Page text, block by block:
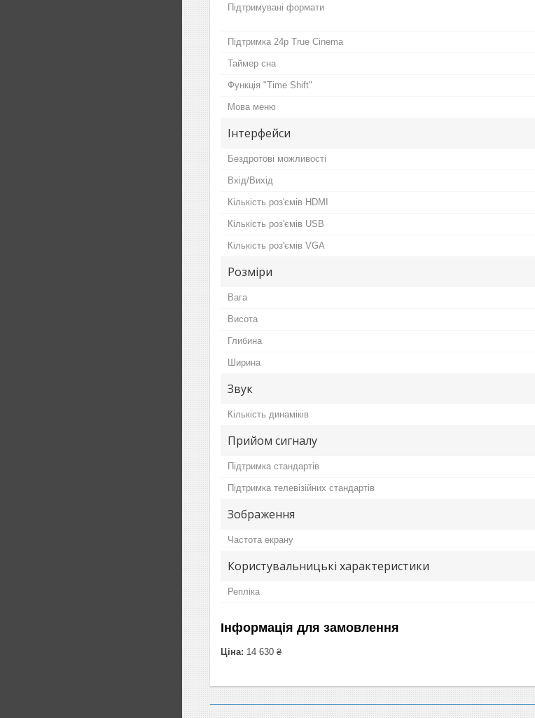
Підтримувані формати
Підтримка 24p True Cinema
Таймер сна
Функція "Time Shift"
Мова меню
Інтерфейси
Бездротові можливості
Вхід/Вихід
Кількість роз'ємів HDMI
Кількість роз'ємів USB
Кількість роз'ємів VGA
Розміри
Вага
Висота
Глибина
Ширина
Звук
Кількість динаміків
Прийом сигналу
Підтримка стандартів
Підтримка телевізійних стандартів
Зображення
Частота екрану
Користувальницькі характеристики
Репліка
Інформація для замовлення
Ціна: 14 630 ₴